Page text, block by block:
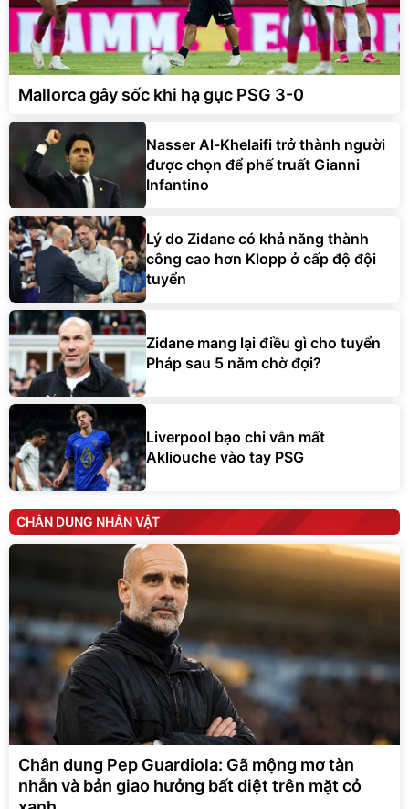
Mallorca gây sốc khi hạ gục PSG 3-0
Nasser Al-Khelaifi trở thành người
được chọn để phế truất Gianni
Infantino
Lý do Zidane có khả năng thành
công cao hơn Klopp ở cấp độ đội
tuyển
Zidane mang lại điều gì cho tuyển
Pháp sau 5 năm chờ đợi?
Liverpool bạo chi vẫn mất
Akliouche vào tay PSG
CHÂN DUNG NHÂN VẬT
Chân dung Pep Guardiola: Gã mộng mơ tàn
nhẫn và bản giao hưởng bất diệt trên mặt cỏ